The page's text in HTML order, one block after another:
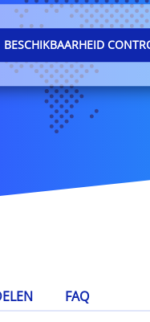
BESCHIKBAARHEID
FAQ